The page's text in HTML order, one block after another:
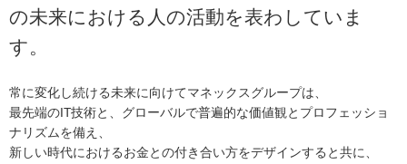
の未来における人の活動を表わしていま
す。
常に変化し続ける未来に向けてマネックスグループは、
最先端のIT技術と、グローバルで普遍的な価値観とプロフェッショ
ナリズムを備え、
新しい時代におけるお金との付き合い方をデザインすると共に、